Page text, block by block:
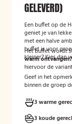
GELEVERD)
Een buffet op de
geniet je van
met een halve
buffet is voor
kleiner? Kies dan
Het buffet wordt
warm ontvangen?
hiervoor de
Geef in het
binnen de groep
3 warme
3 koude